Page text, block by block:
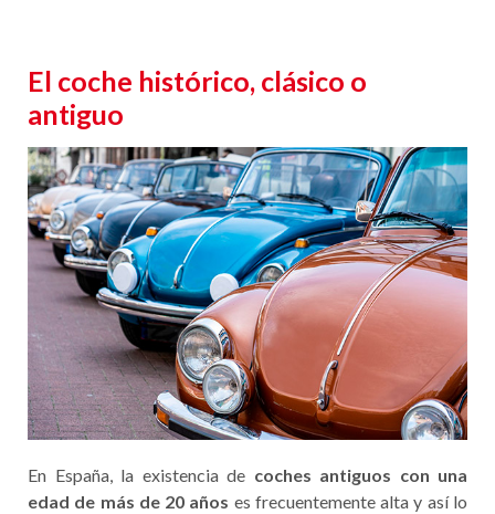
El coche histórico, clásico o
antiguo
En España, la existencia de coches antiguos con una
edad de más de 20 años es frecuentemente alta y así lo